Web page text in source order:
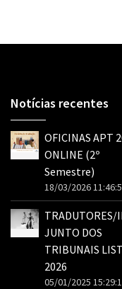
Notícias recentes
OFICINAS APT
ONLINE (2º
Semestre)
18/03/2026
TRADUTORES/
JUNTO DOS
TRIBUNAIS
2026
05/01/2025